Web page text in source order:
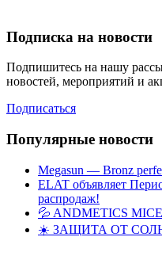
Подписка на новости
Подпишитесь на нашу
новостей, мероприятий и
Подписаться
Популярные новости
Megasun — Bronz
ELAT объявляет
распродаж!
💦 ANDMETICS
☀️ ЗАЩИТА ОТ